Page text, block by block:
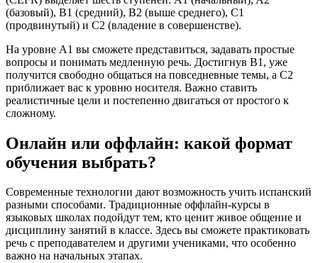
(базовый), B1 (средний), B2 (выше среднего), C1
(продвинутый) и C2 (владение в совершенстве).
На уровне A1 вы сможете представиться, задавать простые
вопросы и понимать медленную речь. Достигнув B1, уже
получится свободно общаться на повседневные темы, а C2
приближает вас к уровню носителя. Важно ставить
реалистичные цели и постепенно двигаться от простого к
сложному.
Онлайн или оффлайн: какой формат
обучения выбрать?
Современные технологии дают возможность учить испанский
разными способами. Традиционные оффлайн-курсы в
языковых школах подойдут тем, кто ценит живое общение и
дисциплину занятий в классе. Здесь вы сможете практиковать
речь с преподавателем и другими учениками, что особенно
важно на начальных этапах.